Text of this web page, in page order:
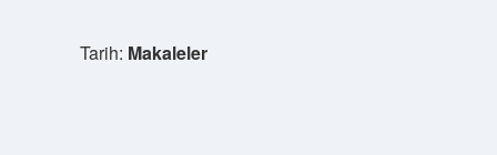
Tarih: Makaleler